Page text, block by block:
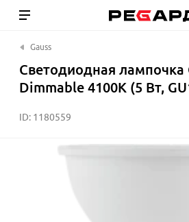
Gauss
Светодиодная лампочка
Dimmable 4100K (5 Вт,
ID: 1180559